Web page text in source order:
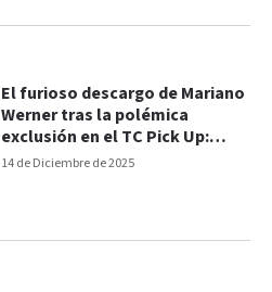
14 de Diciembre de 2025
El furioso descargo de Mariano
Werner tras la polémica
exclusión en el TC Pick Up:
“Gianini no sabe perder”